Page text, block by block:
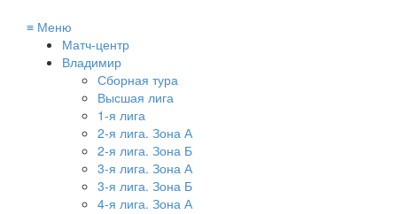
≡ Меню
Матч-центр
Владимир
Сборная тура
Высшая лига
1-я лига
2-я лига. Зона А
2-я лига. Зона Б
3-я лига. Зона А
3-я лига. Зона Б
4-я лига. Зона А